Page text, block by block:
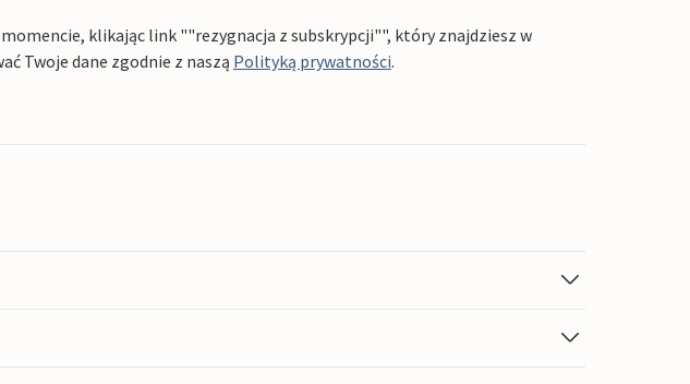
klikając link ""rezygnacja z subskrypcji"", który znajdziesz w
Twoje dane zgodnie z naszą Polityką prywatności.